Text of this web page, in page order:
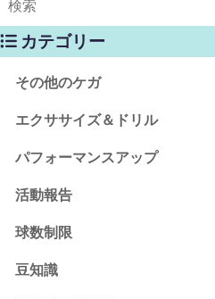
カテゴリー
その他のケガ
エクササイズ＆ドリル
パフォーマンスアップ
活動報告
球数制限
豆知識